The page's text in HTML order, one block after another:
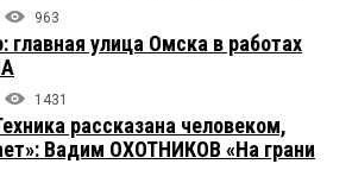
963
главная улица Омска в работах
1431
рассказана человеком,
Вадим ОХОТНИКОВ «На грани